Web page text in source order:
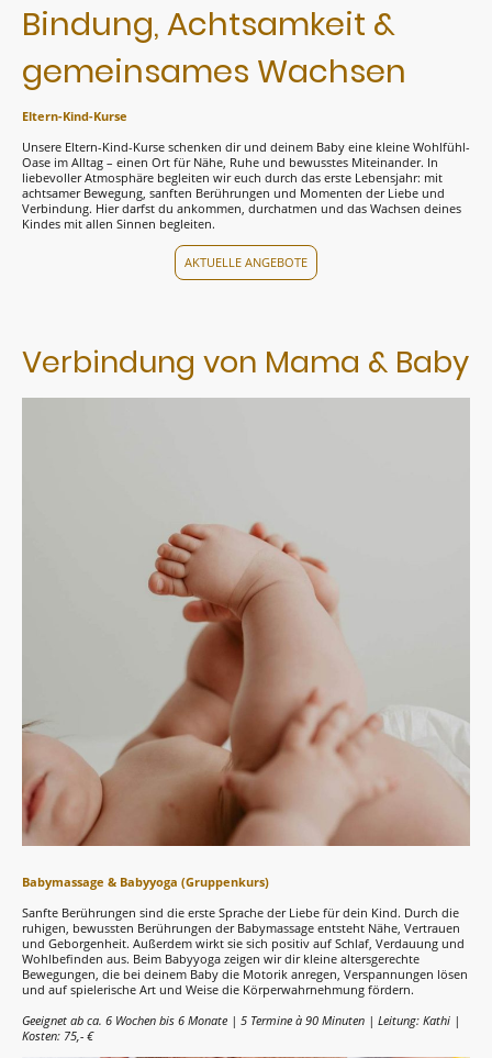
Bindung, Achtsamkeit &
gemeinsames Wachsen
Eltern-Kind-Kurse
Unsere Eltern-Kind-Kurse schenken dir und deinem Baby eine kleine Wohlfühl-
Oase im Alltag – einen Ort für Nähe, Ruhe und bewusstes Miteinander. In
liebevoller Atmosphäre begleiten wir euch durch das erste Lebensjahr: mit
achtsamer Bewegung, sanften Berührungen und Momenten der Liebe und
Verbindung. Hier darfst du ankommen, durchatmen und das Wachsen deines
Kindes mit allen Sinnen begleiten.
AKTUELLE ANGEBOTE
Verbindung von Mama & Baby
Babymassage & Babyyoga (Gruppenkurs)
Sanfte Berührungen sind die erste Sprache der Liebe für dein Kind. Durch die
ruhigen, bewussten Berührungen der Babymassage entsteht Nähe, Vertrauen
und Geborgenheit. Außerdem wirkt sie sich positiv auf Schlaf, Verdauung und
Wohlbefinden aus. Beim Babyyoga zeigen wir dir kleine altersgerechte
Bewegungen, die bei deinem Baby die Motorik anregen, Verspannungen lösen
und auf spielerische Art und Weise die Körperwahrnehmung fördern.
Geeignet ab ca. 6 Wochen bis 6 Monate | 5 Termine à 90 Minuten | Leitung: Kathi |
Kosten: 75,- €